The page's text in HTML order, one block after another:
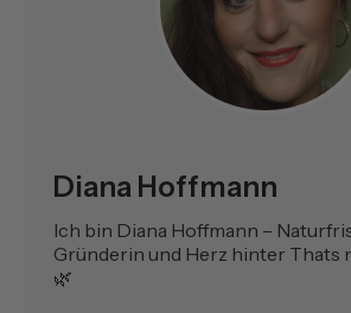
Diana Hoffmann
Ich bin Diana Hoffmann –
Gründerin und Herz hinter Thats
🌿